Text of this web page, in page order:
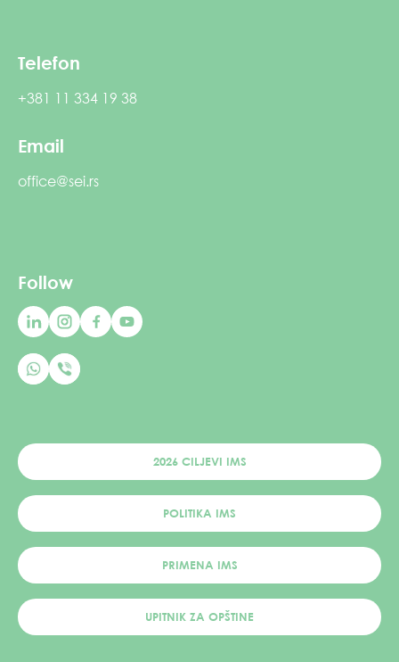
Telefon
+381 11 334 19 38
Email
office@sei.rs
Follow
2026 CILJEVI IMS
POLITIKA IMS
PRIMENA IMS
UPITNIK ZA OPŠTINE